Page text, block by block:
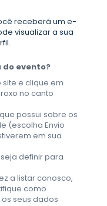
receberá um e-
visualizar a sua
evento?
site e clique em
no canto
possui sobre os
(escolha Envio
em sua
definir para
a listar conosco,
como
seus dados